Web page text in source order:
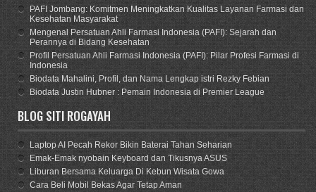
PAFI Jombang: Komitmen Meningkatkan Kualitas Layanan Farmasi dan
Kesehatan Masyarakat
Mengenal Persatuan Ahli Farmasi Indonesia (PAFI): Sejarah dan
Perannya di Bidang Kesehatan
Profil Persatuan Ahli Farmasi Indonesia (PAFI): Pilar Profesi Farmasi di
Indonesia
Biodata Mahalini, Profil, dan Nama Lengkap istri Rezky Febian
Biodata Justin Hubner : Pemain Indonesia di Premier League
BLOG SITI ROGAYAH
Laptop AI Pecah Rekor Bikin Baterai Tahan Seharian
Emak-Emak nyobain Keyboard dan Tikusnya ASUS
Liburan Bersama Keluarga Di Kebun Wisata Gowa
Cara Beli Mobil Bekas Agar Tetap Aman